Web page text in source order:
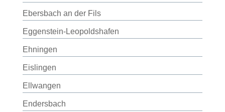
Ebersbach an der Fils
Eggenstein-Leopoldshafen
Ehningen
Eislingen
Ellwangen
Endersbach